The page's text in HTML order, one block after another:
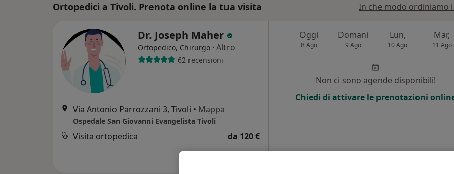
Ortopedici a Tivoli. Prenota online la tua visita In che modo ordiniamo
Dr. Joseph Maher
Ortopedico, Chirurgo · Altro
62 recensioni
Via Antonio Parrozzani 3, Tivoli • Mappa
Ospedale San Giovanni Evangelista Tivoli
Visita ortopedica da 120 €
Oggi
8 Ago
Domani
9 Ago
Lun,
10 Ago
Mar,
11 Ago
Non ci sono agende disponibili!
Chiedi di attivare le prenotazioni